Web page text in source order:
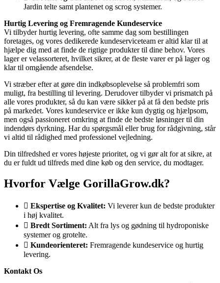
Jardin telte samt plantenet og scrog systemer.
Hurtig Levering og Fremragende Kundeservice
Vi tilbyder hurtig levering, ofte samme dag som bestillingen
foretages, og vores dedikerede kundeserviceteam er altid klar til at
hjælpe dig med at finde de rigtige produkter til dine behov. Vores
lager er velassorteret, hvilket sikrer, at de fleste varer er på lager og
klar til omgående afsendelse.
Vi stræber efter at gøre din indkøbsoplevelse så problemfri som
muligt, fra bestilling til levering. Derudover tilbyder vi prismatch på
alle vores produkter, så du kan være sikker på at få den bedste pris
på markedet. Vores kundeservice er ikke kun dygtig og hjælpsom,
men også passioneret omkring at finde de bedste løsninger til din
indendørs dyrkning. Har du spørgsmål eller brug for rådgivning, står
vi altid til rådighed med professionel vejledning.
Din tilfredshed er vores højeste prioritet, og vi gør alt for at sikre, at
du er fuldt ud tilfreds med dine køb og den service, du modtager.
Hvorfor Vælge GorillaGrow.dk?
Ekspertise og Kvalitet: Vi leverer kun de bedste produkter
i høj kvalitet.
Bredt Sortiment: Alt fra lys og gødning til hydroponiske
systemer og grotelte.
Kundeorienteret: Fremragende kundeservice og hurtig
levering.
Kontakt Os